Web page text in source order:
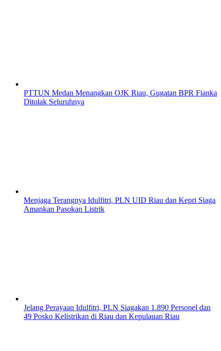
PTTUN Medan Menangkan OJK Riau, Gugatan BPR Fianka
Ditolak Seluruhnya
Menjaga Terangnya Idulfitri, PLN UID Riau dan Kepri Siaga
Amankan Pasokan Listrik
Jelang Perayaan Idulfitri, PLN Siagakan 1.890 Personel dan
49 Posko Kelistrikan di Riau dan Kepulauan Riau